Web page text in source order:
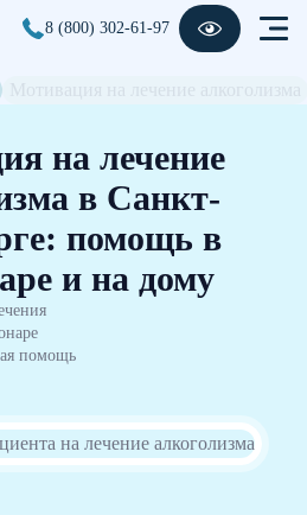
8 (800) 302-61-97
на лечение
в Санкт-
помощь в
и на дому
помощь